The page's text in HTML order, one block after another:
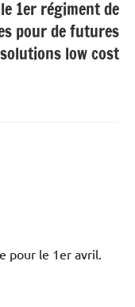
1er régiment de
pour de futures
solutions low cost
pour le 1er avril.